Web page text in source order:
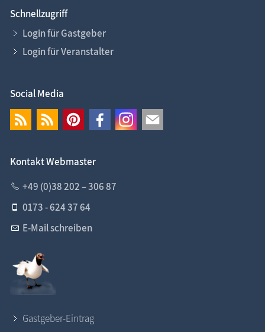
Schnellzugriff
Login für Gastgeber
Login für Veranstalter
Social Media
Kontakt Webmaster
+49 (0)38 202 – 306 87
0173 - 624 37 64
E-Mail schreiben
Gastgeber-Eintrag